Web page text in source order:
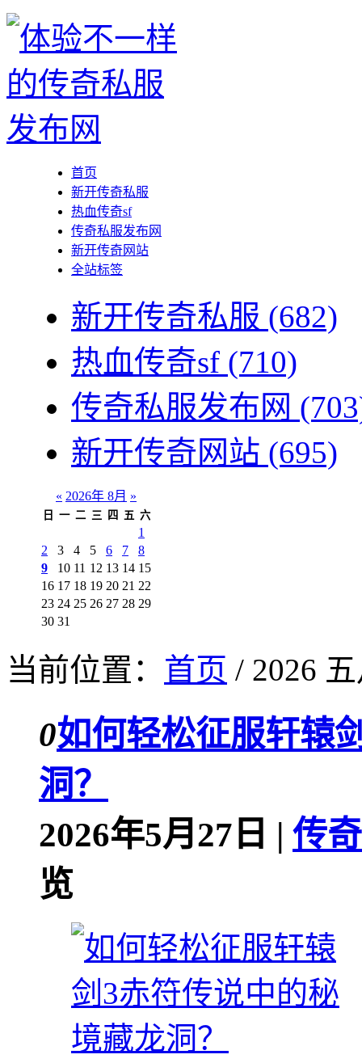
首页
新开传奇私服
热血传奇sf
传奇私服发布网
新开传奇网站
全站标签
新开传奇私服 (682)
热血传奇sf (710)
传奇私服发布网
新开传奇网站 (695)
« 2026年 8月 »
日 一 二 三 四 五 六
1
2
3 4 5 6 7
8
9
10 11 12 13 14 15
16 17 18 19 20 21 22
23 24 25 26 27 28 29
30 31
当前位置： 首页 / 2026
0如何轻松征服轩辕
洞？
2026年5月27日 | 传
览